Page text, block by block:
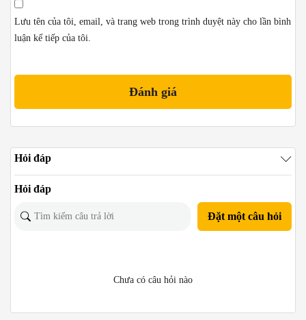
Lưu tên của tôi, email, và trang web trong trình duyệt này cho lần bình
luận kế tiếp của tôi.
Hỏi đáp
Hỏi đáp
Đặt một câu hỏi
Chưa có câu hỏi nào